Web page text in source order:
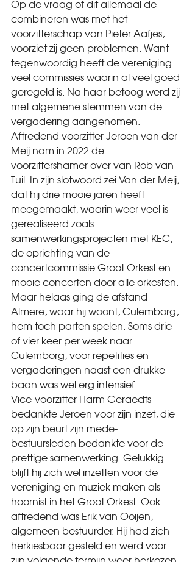
Op de vraag of dit allemaal de
combineren was met het
voorzitterschap van Pieter Aafjes,
voorziet zij geen problemen. Want
tegenwoordig heeft de vereniging
veel commissies waarin al veel goed
geregeld is. Na haar betoog werd zij
met algemene stemmen van de
vergadering aangenomen.
Aftredend voorzitter Jeroen van der
Meij nam in 2022 de
voorzittershamer over van Rob van
Tuil. In zijn slotwoord zei Van der Meij,
dat hij drie mooie jaren heeft
meegemaakt, waarin weer veel is
gerealiseerd zoals
samenwerkingsprojecten met KEC,
de oprichting van de
concertcommissie Groot Orkest en
mooie concerten door alle orkesten.
Maar helaas ging de afstand
Almere, waar hij woont, Culemborg,
hem toch parten spelen. Soms drie
of vier keer per week naar
Culemborg, voor repetities en
vergaderingen naast een drukke
baan was wel erg intensief.
Vice-voorzitter Harm Geraedts
bedankte Jeroen voor zijn inzet, die
op zijn beurt zijn mede-
bestuursleden bedankte voor de
prettige samenwerking. Gelukkig
blijft hij zich wel inzetten voor de
vereniging en muziek maken als
hoornist in het Groot Orkest. Ook
aftredend was Erik van Ooijen,
algemeen bestuurder. Hij had zich
herkiesbaar gesteld en werd voor